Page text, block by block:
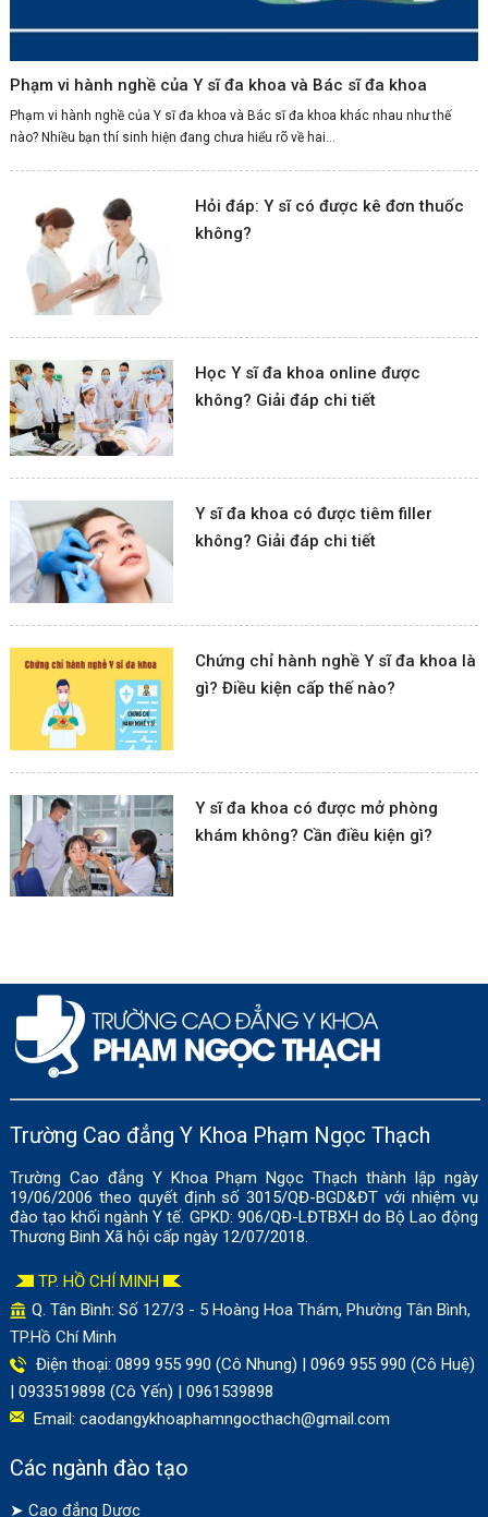
Phạm vi hành nghề của Y sĩ đa khoa và Bác sĩ đa khoa
Phạm vi hành nghề của Y sĩ đa khoa và Bác sĩ đa khoa khác nhau như thế
nào? Nhiều bạn thí sinh hiện đang chưa hiểu rõ về hai...
Hỏi đáp: Y sĩ có được kê đơn thuốc
không?
Học Y sĩ đa khoa online được
không? Giải đáp chi tiết
Y sĩ đa khoa có được tiêm filler
không? Giải đáp chi tiết
Chứng chỉ hành nghề Y sĩ đa khoa là
gì? Điều kiện cấp thế nào?
Y sĩ đa khoa có được mở phòng
khám không? Cần điều kiện gì?
Trường Cao đẳng Y Khoa Phạm Ngọc Thạch
Trường Cao đẳng Y Khoa Phạm Ngọc Thạch thành lập ngày
19/06/2006 theo quyết định số 3015/QĐ-BGD&ĐT với nhiệm vụ
đào tạo khối ngành Y tế. GPKD: 906/QĐ-LĐTBXH do Bộ Lao động
Thương Binh Xã hội cấp ngày 12/07/2018.
TP. HỒ CHÍ MINH
Q. Tân Bình: Số 127/3 - 5 Hoàng Hoa Thám, Phường Tân Bình,
TP.Hồ Chí Minh
Điện thoại: 0899 955 990 (Cô Nhung) | 0969 955 990 (Cô Huệ)
| 0933519898 (Cô Yến) | 0961539898
Email: caodangykhoaphamngocthach@gmail.com
Các ngành đào tạo
➤ Cao đẳng Dược